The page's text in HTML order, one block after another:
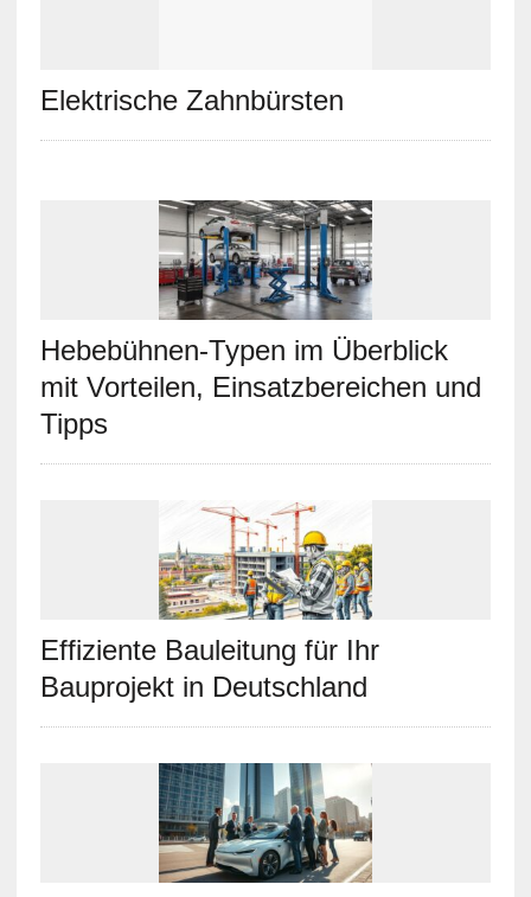
Elektrische Zahnbürsten
Hebebühnen-Typen im Überblick
mit Vorteilen, Einsatzbereichen und
Tipps
Effiziente Bauleitung für Ihr
Bauprojekt in Deutschland